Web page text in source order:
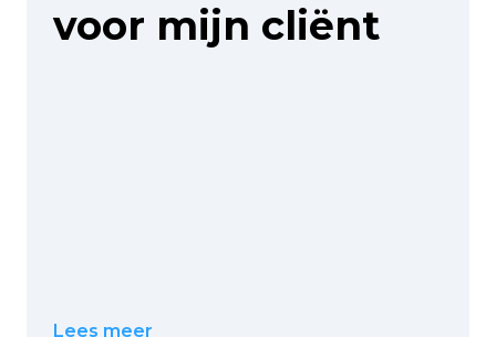
voor mijn cliënt
Lees meer